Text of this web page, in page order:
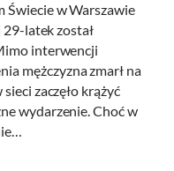
Świecie w Warszawie
latek został
interwencji
mężczyzna zmarł na
zaczęło krążyć
wydarzenie. Choć w